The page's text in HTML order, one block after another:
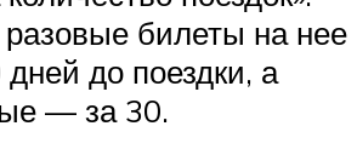
билеты на нее
до поездки, а
— за 30.